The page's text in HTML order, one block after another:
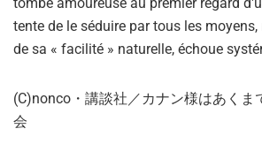
tente de le séduire par tous les
de sa « facilité » naturelle, échoue
(C)nonco・講談社／カナン様はあくま
会